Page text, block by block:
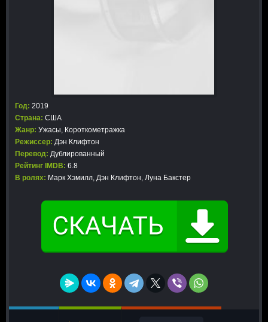
Год: 2019
Страна: США
Жанр: Ужасы, Короткометражка
Режиссер: Дэн Клифтон
Перевод: Дублированный
Рейтинг IMDB: 6.8
В ролях: Марк Хэмилл, Дэн Клифтон, Луна Бакстер